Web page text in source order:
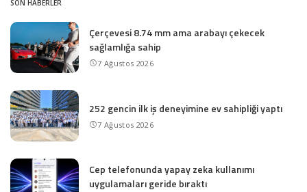
SON HABERLER
Çerçevesi 8.74 mm ama arabayı çekecek
sağlamlığa sahip
7 Ağustos 2026
252 gencin ilk iş deneyimine ev sahipliği yaptı
7 Ağustos 2026
Cep telefonunda yapay zeka kullanımı
uygulamaları geride bıraktı